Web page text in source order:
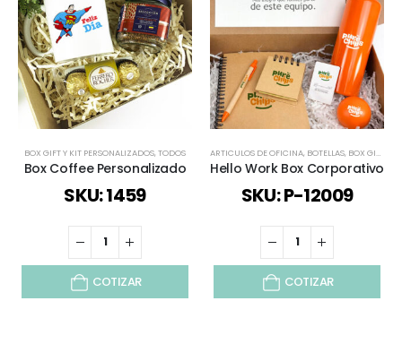
BOX GIFT Y KIT PERSONALIZADOS,TODOS
Box Coffee Personalizado
SKU: 1459
COTIZAR
ARTICULOS DE OFICINA, BOTELLAS, BOX GIFT Y KIT PERSONALIZADOS
Hello Work Box Corporativo
SKU: P-12009
COTIZAR